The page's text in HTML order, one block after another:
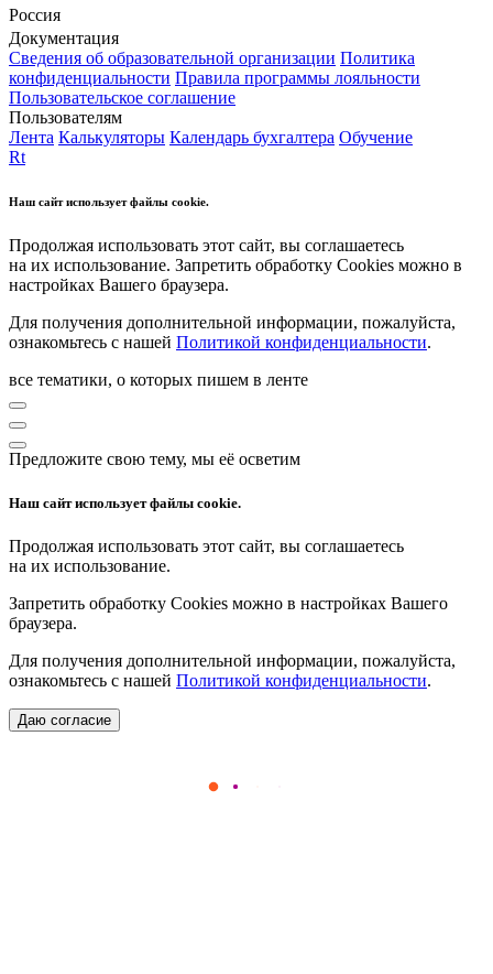
Россия
Документация
Сведения об образовательной организации Политика
конфиденциальности Правила программы лояльности
Пользовательское соглашение
Пользователям
Лента Калькуляторы Календарь бухгалтера Обучение
Rt
Наш сайт использует файлы cookie.
Продолжая использовать этот сайт, вы соглашаетесь
на их использование. Запретить обработку Cookies можно в
настройках Вашего браузера.
Для получения дополнительной информации, пожалуйста,
ознакомьтесь с нашей Политикой конфиденциальности.
все тематики, о которых пишем в ленте
Предложите свою тему, мы её осветим
Наш сайт использует файлы cookie.
Продолжая использовать этот сайт, вы соглашаетесь
на их использование.
Запретить обработку Cookies можно в настройках Вашего
браузера.
Для получения дополнительной информации, пожалуйста,
ознакомьтесь с нашей Политикой конфиденциальности.
Даю согласие